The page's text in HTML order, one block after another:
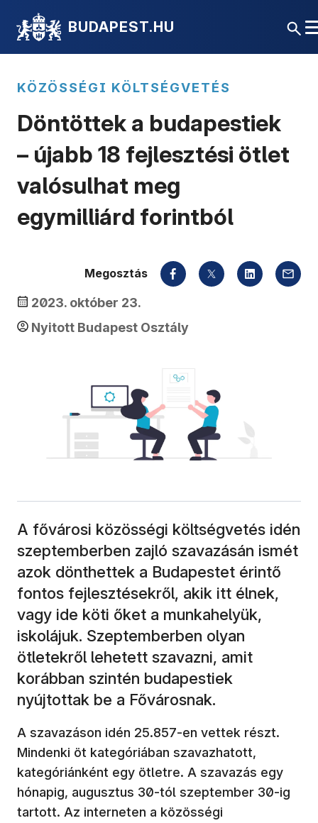
BUDAPEST.HU
KÖZÖSSÉGI KÖLTSÉGVETÉS
Döntöttek a budapestiek
– újabb 18 fejlesztési ötlet
valósulhat meg
egymilliárd forintból
2023. október 23.
Nyitott Budapest Osztály
Megosztás
A fővárosi közösségi költségvetés idén
szeptemberben zajló szavazásán ismét
azok dönthettek a Budapestet érintő
fontos fejlesztésekről, akik itt élnek,
vagy ide köti őket a munkahelyük,
iskolájuk. Szeptemberben olyan
ötletekről lehetett szavazni, amit
korábban szintén budapestiek
nyújtottak be a Fővárosnak.
A szavazáson idén 25.857-en vettek részt.
Mindenki öt kategóriában szavazhatott,
kategóriánként egy ötletre. A szavazás egy
hónapig, augusztus 30-tól szeptember 30-ig
tartott. Az interneten a közösségi